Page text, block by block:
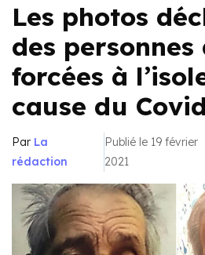
Les photos
des personnes
forcées à
cause du
Par La
rédaction
Publié le 19 février
2021